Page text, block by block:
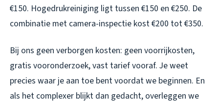
€150. Hogedrukreiniging ligt tussen €150 en €250. De
combinatie met camera-inspectie kost €200 tot €350.
Bij ons geen verborgen kosten: geen voorrijkosten,
gratis vooronderzoek, vast tarief vooraf. Je weet
precies waar je aan toe bent voordat we beginnen. En
als het complexer blijkt dan gedacht, overleggen we